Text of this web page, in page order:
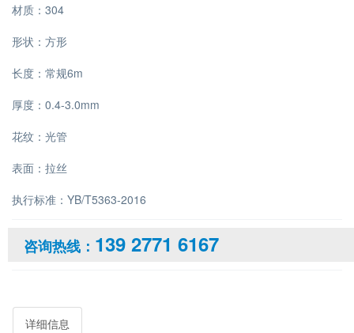
材质：304
形状：方形
长度：常规6m
厚度：0.4-3.0mm
花纹：光管
表面：拉丝
执行标准：YB/T5363-2016
咨询热线： 139 2771 6167
详细信息